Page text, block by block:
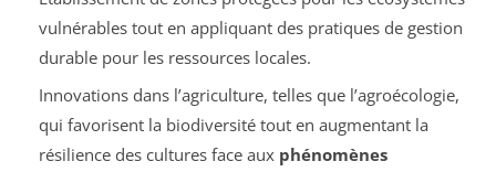
vulnérables tout en appliquant des pratiques de gestion
durable pour les ressources locales.
Innovations dans l’agriculture, telles que l’agroécologie,
qui favorisent la biodiversité tout en augmentant la
résilience des cultures face aux phénomènes